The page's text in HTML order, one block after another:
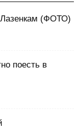
Лазенкам (ФОТО)
поесть в